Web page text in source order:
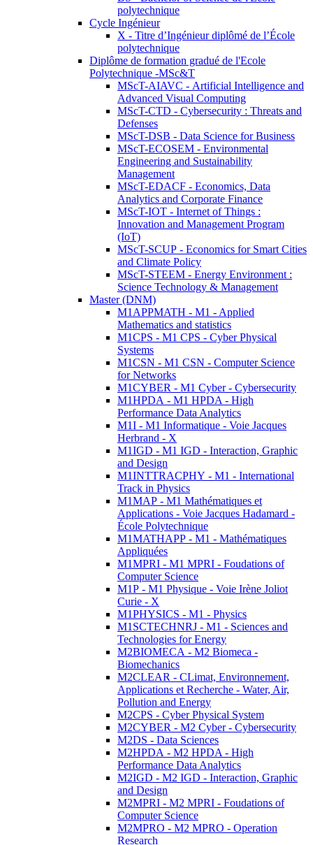
polytechnique
Cycle Ingénieur
X - Titre d’Ingénieur diplômé de l’École
polytechnique
Diplôme de formation gradué de l'Ecole
Polytechnique -MSc&T
MScT-AIAVC - Artificial Intelligence and
Advanced Visual Computing
MScT-CTD - Cybersecurity : Threats and
Defenses
MScT-DSB - Data Science for Business
MScT-ECOSEM - Environmental
Engineering and Sustainability
Management
MScT-EDACF - Economics, Data
Analytics and Corporate Finance
MScT-IOT - Internet of Things :
Innovation and Management Program
(IoT)
MScT-SCUP - Economics for Smart Cities
and Climate Policy
MScT-STEEM - Energy Environment :
Science Technology & Management
Master (DNM)
M1APPMATH - M1 - Applied
Mathematics and statistics
M1CPS - M1 CPS - Cyber Physical
Systems
M1CSN - M1 CSN - Computer Science
for Networks
M1CYBER - M1 Cyber - Cybersecurity
M1HPDA - M1 HPDA - High
Performance Data Analytics
M1I - M1 Informatique - Voie Jacques
Herbrand - X
M1IGD - M1 IGD - Interaction, Graphic
and Design
M1INTTRACPHY - M1 - International
Track in Physics
M1MAP - M1 Mathématiques et
Applications - Voie Jacques Hadamard -
École Polytechnique
M1MATHAPP - M1 - Mathématiques
Appliquées
M1MPRI - M1 MPRI - Foudations of
Computer Science
M1P - M1 Physique - Voie Irène Joliot
Curie - X
M1PHYSICS - M1 - Physics
M1SCTECHNRJ - M1 - Sciences and
Technologies for Energy
M2BIOMECA - M2 Biomeca -
Biomechanics
M2CLEAR - CLimat, Environnement,
Applications et Recherche - Water, Air,
Pollution and Energy
M2CPS - Cyber Physical System
M2CYBER - M2 Cyber - Cybersecurity
M2DS - Data Sciences
M2HPDA - M2 HPDA - High
Performance Data Analytics
M2IGD - M2 IGD - Interaction, Graphic
and Design
M2MPRI - M2 MPRI - Foudations of
Computer Science
M2MPRO - M2 MPRO - Operation
Research